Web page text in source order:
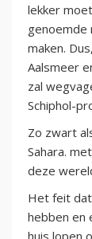
lekker
genoemde
maken.
Aalsmeer
zal
Schiphol-
Zo zwart
Sahara.
deze
Het feit
hebben en